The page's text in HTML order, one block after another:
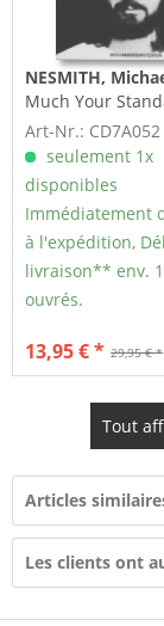
NESMITH,
Much Your
Stash - 50th...
Art-Nr.: CD7A052
seulement 1x
disponibles
Immédiatement
à l'expédition,
livraison** env.
ouvrés.
29,95 € *
13,95 € *
Tout
Articles
Les clients ont